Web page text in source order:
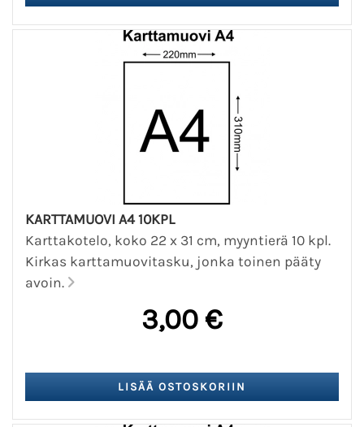
KARTTAMUOVI A4 10KPL
Karttakotelo, koko 22 x 31 cm, myyntierä 10 kpl.
Kirkas karttamuovitasku, jonka toinen pääty
avoin.
3,00 €